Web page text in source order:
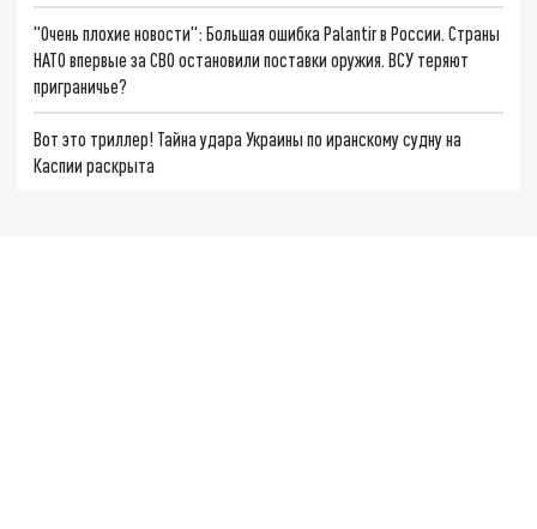
"Очень плохие новости": Большая ошибка Palantir в России. Страны
НАТО впервые за СВО остановили поставки оружия. ВСУ теряют
приграничье?
Вот это триллер! Тайна удара Украины по иранскому судну на
Каспии раскрыта